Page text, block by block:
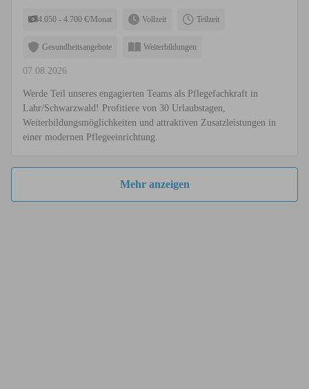
4.050 - 4.700 €/Monat Vollzeit Teilzeit
Gesundheitsangebote Weiterbildungen
07.08.2026
Werde Teil unseres engagierten Teams als Pflegefachkraft in
Lahr/Schwarzwald! Profitiere von 30 Urlaubstagen,
Weiterbildungsmöglichkeiten und attraktiven Zusatzleistungen in
einer modernen Pflegeeinrichtung.
Mehr anzeigen